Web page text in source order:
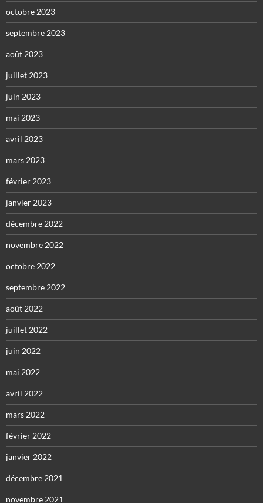
octobre 2023
septembre 2023
août 2023
juillet 2023
juin 2023
mai 2023
avril 2023
mars 2023
février 2023
janvier 2023
décembre 2022
novembre 2022
octobre 2022
septembre 2022
août 2022
juillet 2022
juin 2022
mai 2022
avril 2022
mars 2022
février 2022
janvier 2022
décembre 2021
novembre 2021